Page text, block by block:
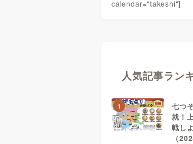
calendar="takeshi"]
人気記事ラン
1
七つ
就！
戦し
（